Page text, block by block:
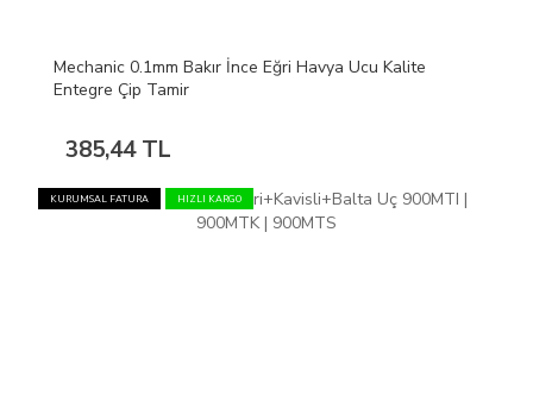
Mechanic 0.1mm Bakır İnce Eğri Havya Ucu Kalite
Entegre Çip Tamir
385,44 TL
KURUMSAL FATURA HIZLI KARGO